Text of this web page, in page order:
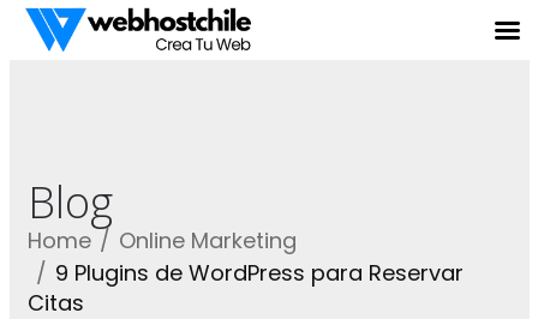
Blog
Home
Online Marketing
9 Plugins de WordPress para Reservar
Citas